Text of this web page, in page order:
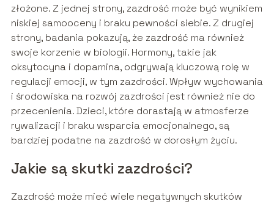
złożone. Z jednej strony, zazdrość może być wynikiem
niskiej samooceny i braku pewności siebie. Z drugiej
strony, badania pokazują, że zazdrość ma również
swoje korzenie w biologii. Hormony, takie jak
oksytocyna i dopamina, odgrywają kluczową rolę w
regulacji emocji, w tym zazdrości. Wpływ wychowania
i środowiska na rozwój zazdrości jest również nie do
przecenienia. Dzieci, które dorastają w atmosferze
rywalizacji i braku wsparcia emocjonalnego, są
bardziej podatne na zazdrość w dorosłym życiu.
Jakie są skutki zazdrości?
Zazdrość może mieć wiele negatywnych skutków